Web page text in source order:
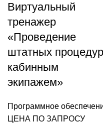
Виртуальный
тренажер
«Проведение
штатных процедур
кабинным
экипажем»
Программное
ЦЕНА ПО ЗАПРОСУ